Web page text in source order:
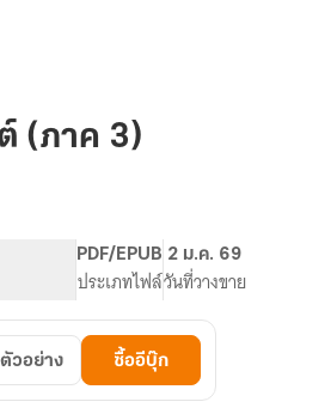
(ภาค 3)
PDF/EPUB
ประเภทไฟล์
2 ม.ค. 69
วันที่วางขาย
ตัวอย่าง ซื้ออีบุ๊ก